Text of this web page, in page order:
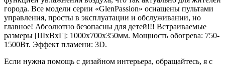
города. Все модели серии «GlenPassion» оснащены пультами
управления, просты в эксплуатации и обслуживании, но
главное! Абсолютно безопасны для детей!!! Встраиваемые
размеры [ШxВxГ]: 1000х700х350мм. Мощность обогрева: 750-
1500Вт. Эффект пламени: 3D.
Если нужна помощь с дизайном интерьера, обращайтесь, я с